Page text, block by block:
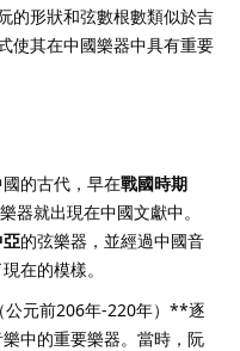
的形狀和弦數根數類似於吉
使其在中國樂器中具有重要
的古代，早在戰國時期
器就出現在中國文獻中。
的弦樂器，並經過中國音
在的模樣。
公元前206年-220年）**逐
中的重要樂器。當時，阮